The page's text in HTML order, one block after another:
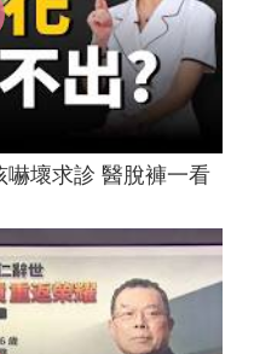
壞求診 醫脫褲一看